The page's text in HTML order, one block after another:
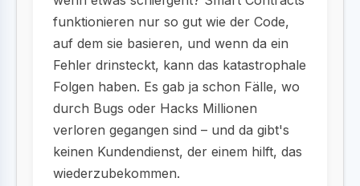
funktionieren nur so gut wie der Code,
auf dem sie basieren, und wenn da ein
Fehler drinsteckt, kann das katastrophale
Folgen haben. Es gab ja schon Fälle, wo
durch Bugs oder Hacks Millionen
verloren gegangen sind – und da gibt's
keinen Kundendienst, der einem hilft, das
wiederzubekommen.